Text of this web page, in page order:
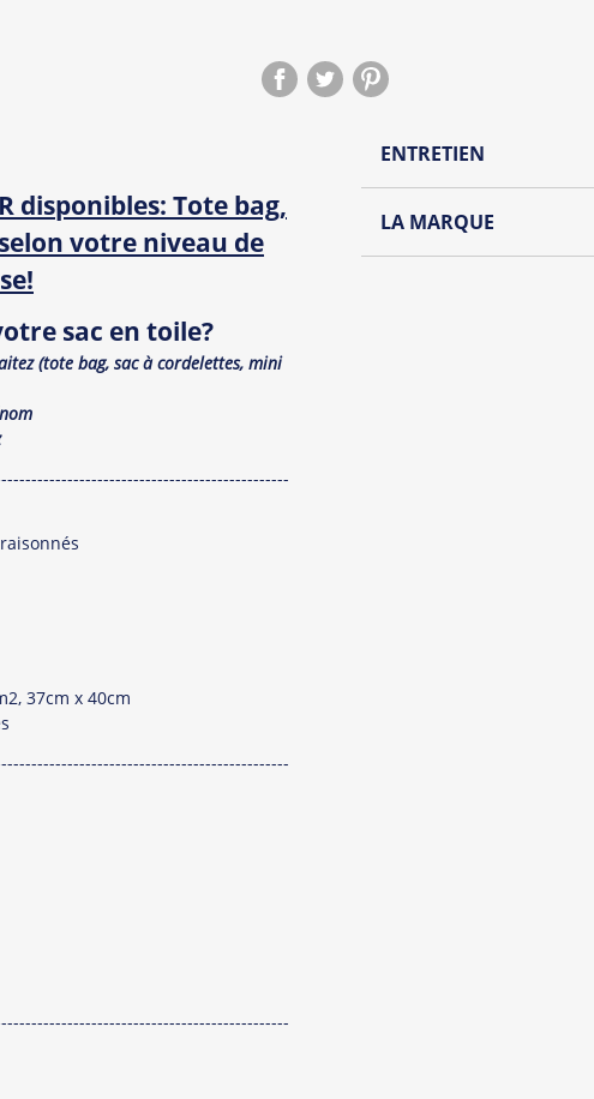
disponibles: Tote bag,
votre niveau de
sac en toile?
(tote bag, sac à cordelettes, mini
37cm x 40cm
ENTRETIEN
LA MARQUE